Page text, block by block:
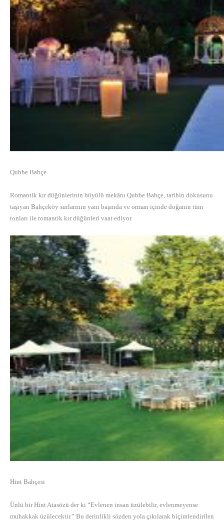
Qubbe Bahçe
Romantik kır düğünlerinin büyülü mekânı Qubbe Bahçe, tarihin dokusunu
taşıyan Bahçeköy surlarının yanı başında ve orman içinde doğanın tüm
tonları ile romantik kır düğünleri vaat ediyor.
Hint Bahçesi
Ünlü bir Hint Atasözü der ki “Evlenen insan üzülebilir, evlenmeyense
muhakkak üzülecektir.” Bu derinlikli sözden yola çıkılarak biçimlendirilen